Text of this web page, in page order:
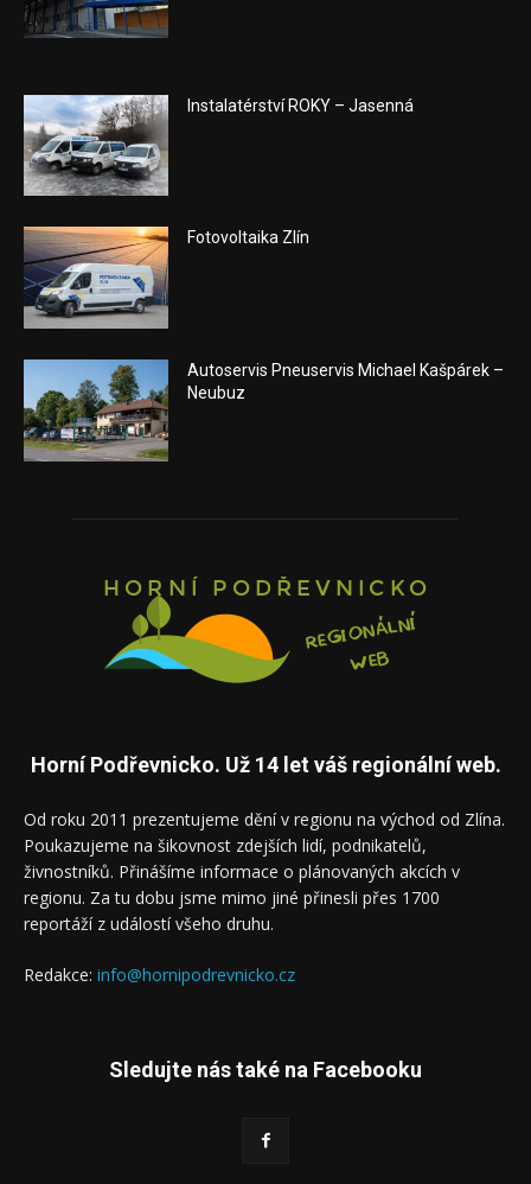
Instalatérství ROKY – Jasenná
Fotovoltaika Zlín
Autoservis Pneuservis Michael Kašpárek –
Neubuz
Horní Podřevnicko. Už 14 let váš regionální web.
Od roku 2011 prezentujeme dění v regionu na východ od Zlína.
Poukazujeme na šikovnost zdejších lidí, podnikatelů,
živnostníků. Přinášíme informace o plánovaných akcích v
regionu. Za tu dobu jsme mimo jiné přinesli přes 1700
reportáží z událostí všeho druhu.
Redakce: info@hornipodrevnicko.cz
Sledujte nás také na Facebooku